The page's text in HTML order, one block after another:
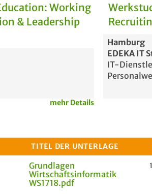
Working
& Leadership
mehr Details
Hamburg
EDEKA IT
IT-
TITEL DER UNTERLAGE
Grundlagen
Wirtschaftsinformatik
WS1718.pdf